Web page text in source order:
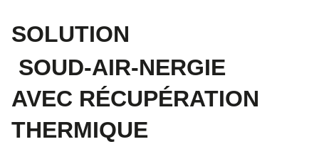
SOLUTION
SOUD-AIR-NERGIE
AVEC RÉCUPÉRATION
THERMIQUE